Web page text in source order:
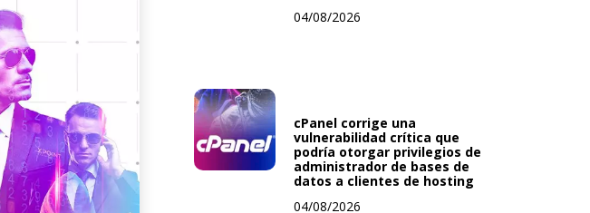
04/08/2026
cPanel corrige una
vulnerabilidad crítica que
podría otorgar privilegios de
administrador de bases de
datos a clientes de hosting
04/08/2026